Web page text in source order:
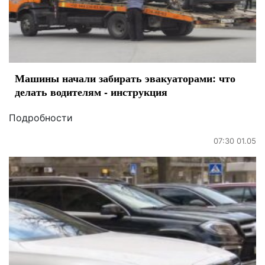
Машины начали забирать эвакуаторами: что
делать водителям - инструкция
Подробности
07:30 01.05